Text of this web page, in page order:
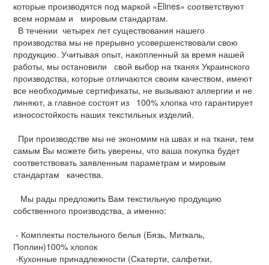
которые производятся под маркой «Elines» соответствуют
всем нормам и мировым стандартам.
В течении четырех лет существования нашего
производства мы не прерывно усовершенствовали свою
продукцию. Учитывая опыт, накопленный за время нашей
работы, мы остановили свой выбор на тканях Украинского
производства, которые отличаются своим качеством, имеют
все необходимые сертификаты, не вызывают аллергии и не
линяют, а главное состоят из 100% хлопка что гарантирует
износостойкость наших текстильных изделий.
При производстве мы не экономим на швах и на ткани, тем
самым Вы можете бить уверены, что ваша покупка будет
соответствовать заявленным параметрам и мировым
стандартам качества.
Мы рады предложить Вам текстильную продукцию
собственного производства, а именно:
- Комплекты постельного белья (Бязь, Миткаль,
Поплин)100% хлопок
-Кухонные принадлежности (Скатерти, салфетки,